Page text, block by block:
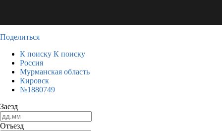
Поделиться
К поиску К поиску
Россия
Мурманская область
Кировск
№1880749
Заезд
Отъезд